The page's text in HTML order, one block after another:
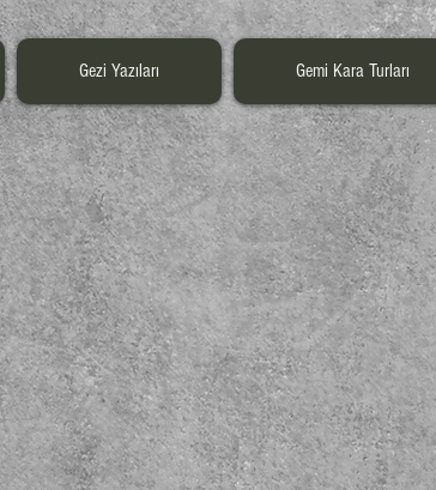
Gezi Yazıları Gemi Kara Turları